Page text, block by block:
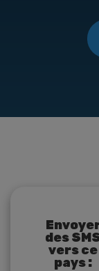
des
vers ce
pays :